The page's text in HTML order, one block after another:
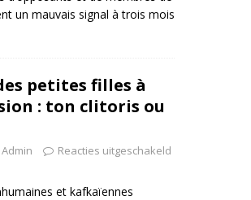
un mauvais signal à trois mois
petites filles à
: ton clitoris ou
Admin Reacties uitgeschakeld
et kafkaïennes